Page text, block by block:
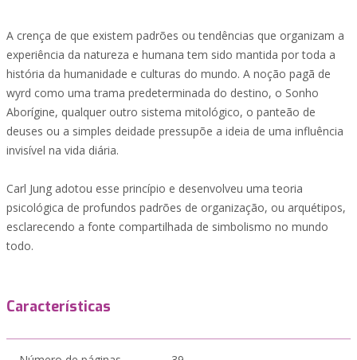
A crença de que existem padrões ou tendências que organizam a
experiência da natureza e humana tem sido mantida por toda a
história da humanidade e culturas do mundo. A noção pagã de
wyrd como uma trama predeterminada do destino, o Sonho
Aborígine, qualquer outro sistema mitológico, o panteão de
deuses ou a simples deidade pressupõe a ideia de uma influência
invisível na vida diária.
Carl Jung adotou esse princípio e desenvolveu uma teoria
psicológica de profundos padrões de organização, ou arquétipos,
esclarecendo a fonte compartilhada de simbolismo no mundo
todo.
Características